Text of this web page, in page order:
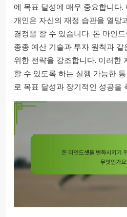
에 목표 달성에 매우 중요합니다
개인은 자신의 재정 습관을 열망
결정을 할 수 있습니다. 돈 마인
종종 예산 기술과 투자 원칙과
위한 전략을 강조합니다. 이러한
할 수 있도록 하는 실행 가능한
로 목표 달성과 장기적인 성공을